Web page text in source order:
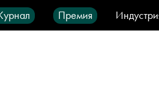
Премия
Город IT-продукты